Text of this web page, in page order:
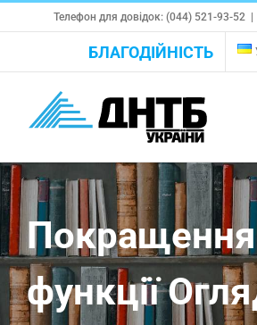
to
Телефон для довідок: (044) 521-93-52
БЛАГОДІЙНІСТЬ
Покращення
функції